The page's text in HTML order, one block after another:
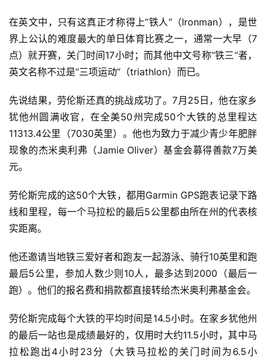
在英文中，只有这真正才称得上“铁人”（Ironman），是世
界上公认的难度最大的单日体育比赛之一，通常一大早（7
点）就开赛，关门时间17小时；而其他中文号称“铁三”者，
英文名称不过是“三项运动”（triathlon）而已。
先说结果，劳伦斯还真的挑战成功了。7月25日，他在家乡
犹他州圆满收官，在全美50州完成50个大铁的总里程达
11313.4公里（7030英里）。他也为致力于减少青少年肥胖
现象的杰米奥利弗（Jamie Oliver）基金会募得善款7万美
元。
劳伦斯完成的这50个大铁，都用Garmin GPS跑表记录下路
线和里程，每一个马拉松的最后5公里都由所在州的代表核
实距离。
他还邀请当地铁三爱好者和跑友一起游泳、骑行10英里和跑
最后5公里，参加人数少则10人，最多达到2000（最后一
跑）。他们的报名费和捐款都直接转给杰米奥利弗基金会。
劳伦斯完成每个大铁的平均时间是14.5小时。在家乡犹他州
的最后一站也是成绩最好的，仅用时大约11.5小时，其中马
拉松跑出4小时23分（大铁马拉松的关门时间为6.5小